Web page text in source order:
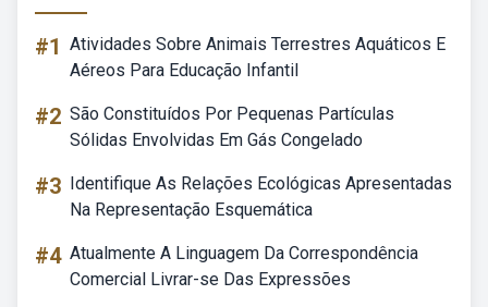
#1 Atividades Sobre Animais Terrestres Aquáticos E
Aéreos Para Educação Infantil
#2 São Constituídos Por Pequenas Partículas
Sólidas Envolvidas Em Gás Congelado
#3 Identifique As Relações Ecológicas Apresentadas
Na Representação Esquemática
#4 Atualmente A Linguagem Da Correspondência
Comercial Livrar-se Das Expressões